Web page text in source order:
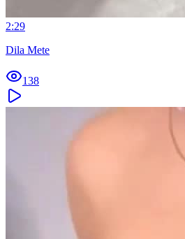
2:29
Dila Mete
138